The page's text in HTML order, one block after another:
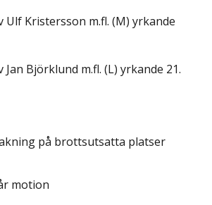
Ulf Kristersson m.fl. (M) yrkande
Jan Björklund m.fl. (L) yrkande 21.
på brottsutsatta platser
motion